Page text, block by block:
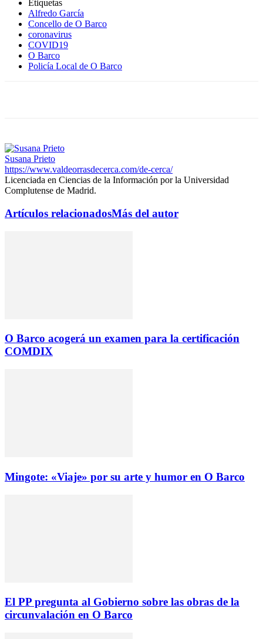
Etiquetas
Alfredo García
Concello de O Barco
coronavirus
COVID19
O Barco
Policía Local de O Barco
Susana Prieto
https://www.valdeorrasdecerca.com/de-cerca/
Licenciada en Ciencias de la Información por la Universidad
Complutense de Madrid.
Artículos relacionadosMás del autor
O Barco acogerá un examen para la certificación
COMDIX
Mingote: «Viaje» por su arte y humor en O Barco
El PP pregunta al Gobierno sobre las obras de la
circunvalación en O Barco